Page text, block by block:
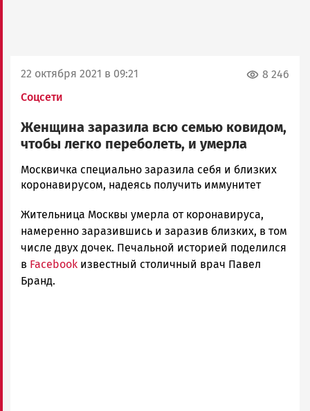
22 октября 2021 в 09:21
Соцсети
8 246
Женщина заразила всю семью ковидом,
чтобы легко переболеть, и умерла
Корректор
Новости
и
Карелии
|
Петрозаводск
ГОВОРИТ
Москвичка специально заразила себя и близких
коронавирусом, надеясь получить иммунитет
Жительница Москвы умерла от коронавируса,
намеренно заразившись и заразив близких, в том
числе двух дочек. Печальной историей поделился
в Facebook известный столичный врач Павел
Бранд.